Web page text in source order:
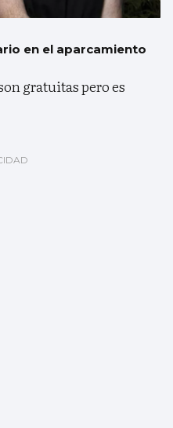
en el aparcamiento
gratuitas pero es